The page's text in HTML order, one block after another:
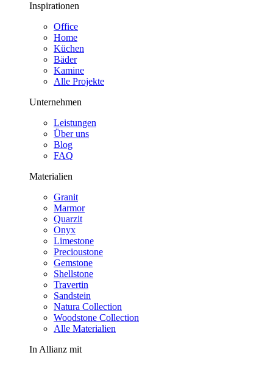
Inspirationen
Office
Home
Küchen
Bäder
Kamine
Alle Projekte
Unternehmen
Leistungen
Über uns
Blog
FAQ
Materialien
Granit
Marmor
Quarzit
Onyx
Limestone
Precioustone
Gemstone
Shellstone
Travertin
Sandstein
Natura Collection
Woodstone Collection
Alle Materialien
In Allianz mit